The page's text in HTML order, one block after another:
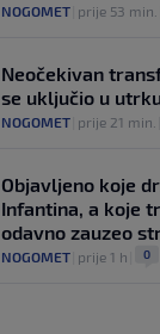
NOGOMET prije 53 min.
Neočekivan
se uključio u
NOGOMET prije 21 min.
Objavljeno koje
Infantina, a koje
odavno zauzeo
NOGOMET prije 1 h 0